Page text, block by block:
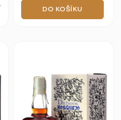
DO KOŠÍKU